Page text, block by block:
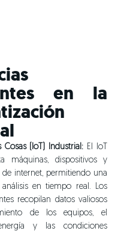
en la
Cosas (IoT) Industrial: El IoT
máquinas, dispositivos y
de internet, permitiendo una
en tiempo real. Los
recopilan datos valiosos
de los equipos, el
y las condiciones